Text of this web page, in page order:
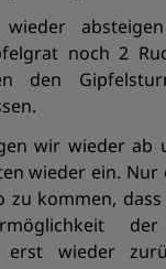
noch 2
den
wir wieder ab
wieder ein. Nur
zu kommen,
erst wieder